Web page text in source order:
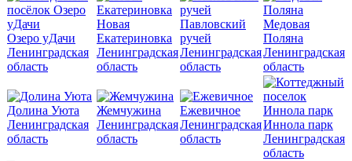
Озеро уДачи
Ленинградская
область
Новая
Екатериновка
Ленинградская
область
Павловский
ручей
Ленинградская
область
Медовая
Поляна
Ленинградская
область
Долина Уюта
Ленинградская
область
Жемчужина
Ленинградская
область
Ежевичное
Ленинградская
область
Иннола парк
Ленинградская
область